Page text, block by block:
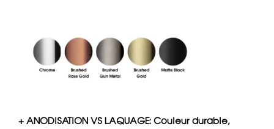
+ ANODISATION VS LAQUAGE: Couleur durable,